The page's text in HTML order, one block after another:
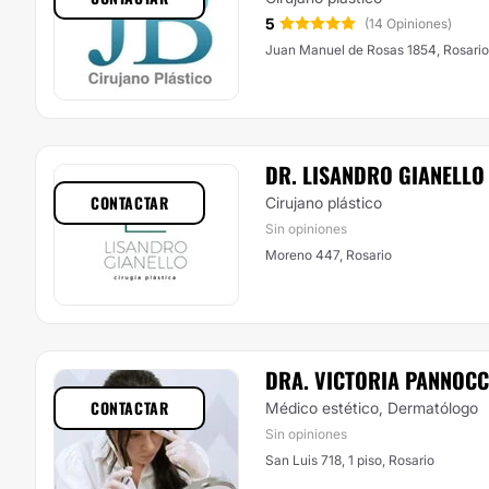
5
(14 Opiniones)
Juan Manuel de Rosas 1854, Rosario
DR. LISANDRO GIANELLO
Cirujano plástico
Sin opiniones
Moreno 447, Rosario
CONTACTAR
DRA. VICTORIA
Médico estético, Dermatólogo
Sin opiniones
San Luis 718, 1 piso, Rosario
CONTACTAR